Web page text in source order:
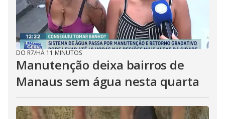
DO R7/HÁ 11 MINUTOS
Manutenção deixa bairros de
Manaus sem água nesta quarta